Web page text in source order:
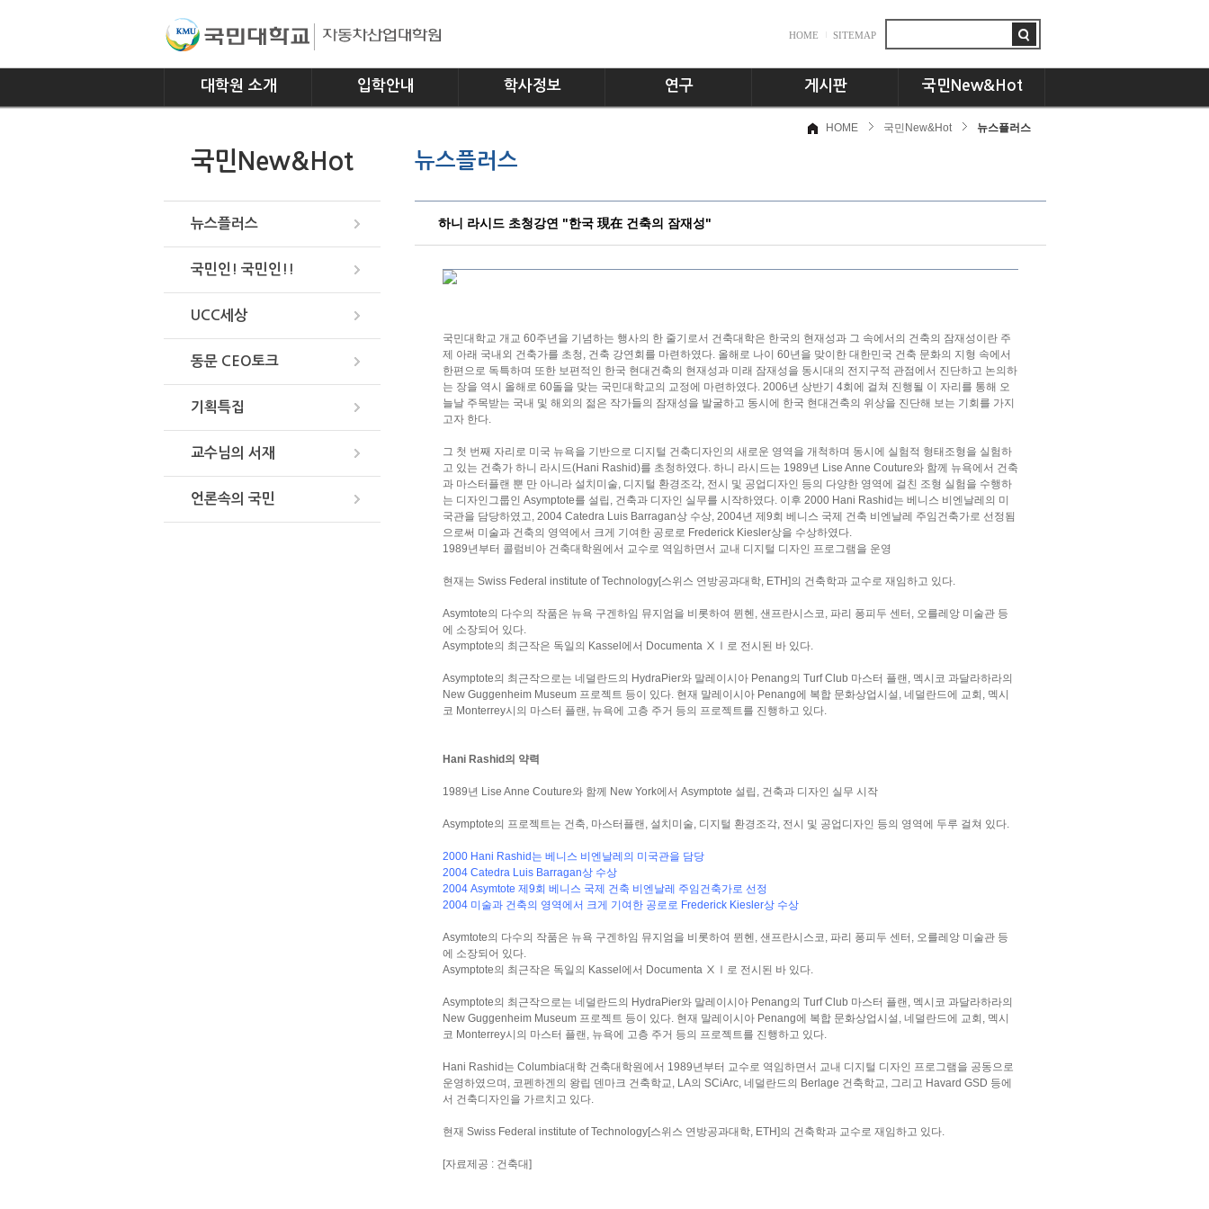
HOME SITEMAP
대학원 소개
연혁
입학안내 학사정보
교과과정
연구 게시판
공지사항
국민New&Hot
뉴스플러스
국민New&Hot
뉴스플러스
국민인! 국민인!!
UCC세상
동문 CEO토크
기획특집
교수님의 서재
언론속의 국민
뉴스플러스
HOME 국민New&Hot 뉴스플러스
하니 라시드 초청강연 "한국 現在 건축의 잠재성"
국민대학교 개교 60주년을 기념하는 행사의 한 줄기로서 건축대학은 한국의 현재성과 그 속에서의 건축의 잠재성이란 주
제 아래 국내외 건축가를 초청, 건축 강연회를 마련하였다. 올해로 나이 60년을 맞이한 대한민국 건축 문화의 지형 속에서
한편으로 독특하며 또한 보편적인 한국 현대건축의 현재성과 미래 잠재성을 동시대의 전지구적 관점에서 진단하고 논의하
는 장을 역시 올해로 60돌을 맞는 국민대학교의 교정에 마련하였다. 2006년 상반기 4회에 걸쳐 진행될 이 자리를 통해 오
늘날 주목받는 국내 및 해외의 젊은 작가들의 잠재성을 발굴하고 동시에 한국 현대건축의 위상을 진단해 보는 기회를 가지
고자 한다.
그 첫 번째 자리로 미국 뉴욕을 기반으로 디지털 건축디자인의 새로운 영역을 개척하며 동시에 실험적 형태조형을 실험하
고 있는 건축가 하니 라시드(Hani Rashid)를 초청하였다. 하니 라시드는 1989년 Lise Anne Couture와 함께 뉴욕에서 건축
과 마스터플랜 뿐 만 아니라 설치미술, 디지털 환경조각, 전시 및 공업디자인 등의 다양한 영역에 걸친 조형 실험을 수행하
는 디자인그룹인 Asymptote를 설립, 건축과 디자인 실무를 시작하였다. 이후 2000 Hani Rashid는 베니스 비엔날레의 미
국관을 담당하였고, 2004 Catedra Luis Barragan상 수상, 2004년 제9회 베니스 국제 건축 비엔날레 주임건축가로 선정됨
으로써 미술과 건축의 영역에서 크게 기여한 공로로 Frederick Kiesler상을 수상하였다.
1989년부터 콜럼비아 건축대학원에서 교수로 역임하면서 교내 디지털 디자인 프로그램을 운영
현재는 Swiss Federal institute of Technology[스위스 연방공과대학, ETH]의 건축학과 교수로 재임하고 있다.
Asymtote의 다수의 작품은 뉴욕 구겐하임 뮤지엄을 비롯하여 뮌헨, 샌프란시스코, 파리 퐁피두 센터, 오를레앙 미술관 등
에 소장되어 있다.
Asymptote의 최근작은 독일의 Kassel에서 Documenta ⅩⅠ로 전시된 바 있다.
Asymptote의 최근작으로는 네덜란드의 HydraPier와 말레이시아 Penang의 Turf Club 마스터 플랜, 멕시코 과달라하라의
New Guggenheim Museum 프로젝트 등이 있다. 현재 말레이시아 Penang에 복합 문화상업시설, 네덜란드에 교회, 멕시
코 Monterrey시의 마스터 플랜, 뉴욕에 고층 주거 등의 프로젝트를 진행하고 있다.
Hani Rashid의 약력
1989년 Lise Anne Couture와 함께 New York에서 Asymptote 설립, 건축과 디자인 실무 시작
Asymptote의 프로젝트는 건축, 마스터플랜, 설치미술, 디지털 환경조각, 전시 및 공업디자인 등의 영역에 두루 걸쳐 있다.
2000 Hani Rashid는 베니스 비엔날레의 미국관을 담당
2004 Catedra Luis Barragan상 수상
2004 Asymtote 제9회 베니스 국제 건축 비엔날레 주임건축가로 선정
2004 미술과 건축의 영역에서 크게 기여한 공로로 Frederick Kiesler상 수상
Asymtote의 다수의 작품은 뉴욕 구겐하임 뮤지엄을 비롯하여 뮌헨, 샌프란시스코, 파리 퐁피두 센터, 오를레앙 미술관 등
에 소장되어 있다.
Asymptote의 최근작은 독일의 Kassel에서 Documenta ⅩⅠ로 전시된 바 있다.
Asymptote의 최근작으로는 네덜란드의 HydraPier와 말레이시아 Penang의 Turf Club 마스터 플랜, 멕시코 과달라하라의
New Guggenheim Museum 프로젝트 등이 있다. 현재 말레이시아 Penang에 복합 문화상업시설, 네덜란드에 교회, 멕시
코 Monterrey시의 마스터 플랜, 뉴욕에 고층 주거 등의 프로젝트를 진행하고 있다.
Hani Rashid는 Columbia대학 건축대학원에서 1989년부터 교수로 역임하면서 교내 디지털 디자인 프로그램을 공동으로
운영하였으며, 코펜하겐의 왕립 덴마크 건축학교, LA의 SCiArc, 네덜란드의 Berlage 건축학교, 그리고 Havard GSD 등에
서 건축디자인을 가르치고 있다.
현재 Swiss Federal institute of Technology[스위스 연방공과대학, ETH]의 건축학과 교수로 재임하고 있다.
[자료제공 : 건축대]